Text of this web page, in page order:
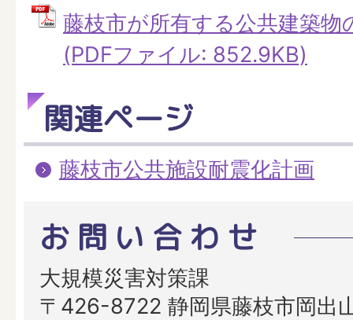
藤枝市が所有する公共建築物
(PDFファイル: 852.9KB)
関連ページ
藤枝市公共施設耐震化計画
お問い合わせ
大規模災害対策課
〒426-8722 静岡県藤枝市岡出